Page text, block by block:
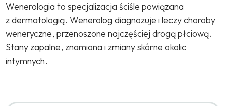
Wenerologia to specjalizacja ściśle powiązana
z dermatologią. Wenerolog diagnozuje i leczy choroby
weneryczne, przenoszone najczęściej drogą płciową.
Stany zapalne, znamiona i zmiany skórne okolic
intymnych.